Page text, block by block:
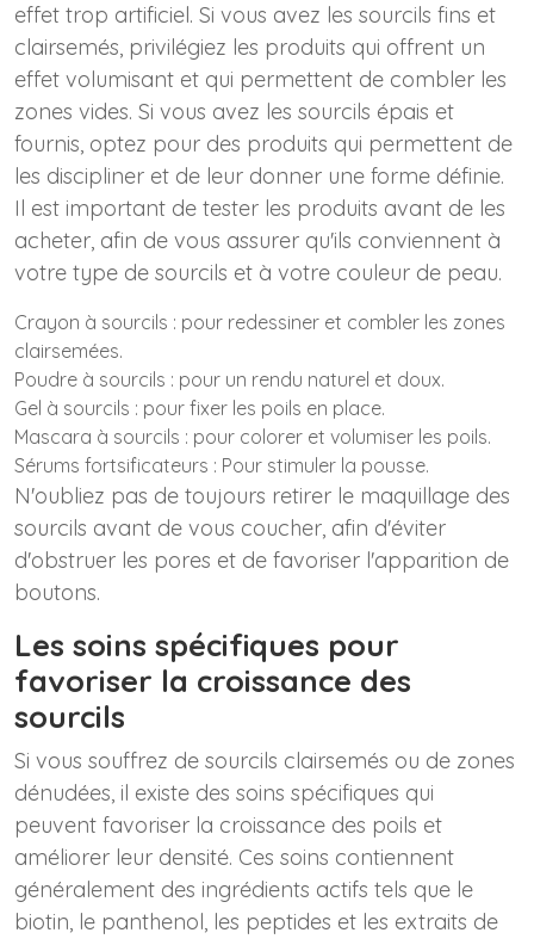
effet trop artificiel. Si vous avez les sourcils fins et
clairsemés, privilégiez les produits qui offrent un
effet volumisant et qui permettent de combler les
zones vides. Si vous avez les sourcils épais et
fournis, optez pour des produits qui permettent de
les discipliner et de leur donner une forme définie.
Il est important de tester les produits avant de les
acheter, afin de vous assurer qu'ils conviennent à
votre type de sourcils et à votre couleur de peau.
Crayon à sourcils : pour redessiner et combler les zones
clairsemées.
Poudre à sourcils : pour un rendu naturel et doux.
Gel à sourcils : pour fixer les poils en place.
Mascara à sourcils : pour colorer et volumiser les poils.
Sérums fortsificateurs : Pour stimuler la pousse.
N'oubliez pas de toujours retirer le maquillage des
sourcils avant de vous coucher, afin d'éviter
d'obstruer les pores et de favoriser l'apparition de
boutons.
Les soins spécifiques pour
favoriser la croissance des
sourcils
Si vous souffrez de sourcils clairsemés ou de zones
dénudées, il existe des soins spécifiques qui
peuvent favoriser la croissance des poils et
améliorer leur densité. Ces soins contiennent
généralement des ingrédients actifs tels que le
biotin, le panthenol, les peptides et les extraits de